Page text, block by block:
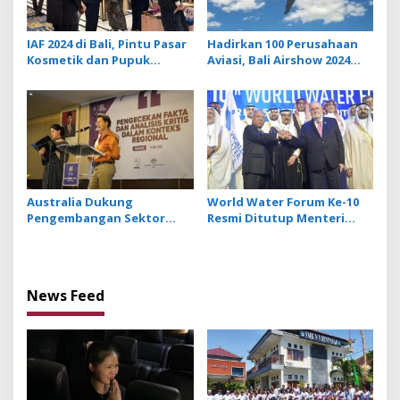
IAF 2024 di Bali, Pintu Pasar
Kosmetik dan Pupuk
Hadirkan 100 Perusahaan
Aviasi, Bali Airshow 2024
Pertahanan Udara
Australia Dukung
Pengembangan Sektor
World Water Forum Ke-10
Resmi Ditutup Menteri
News Feed